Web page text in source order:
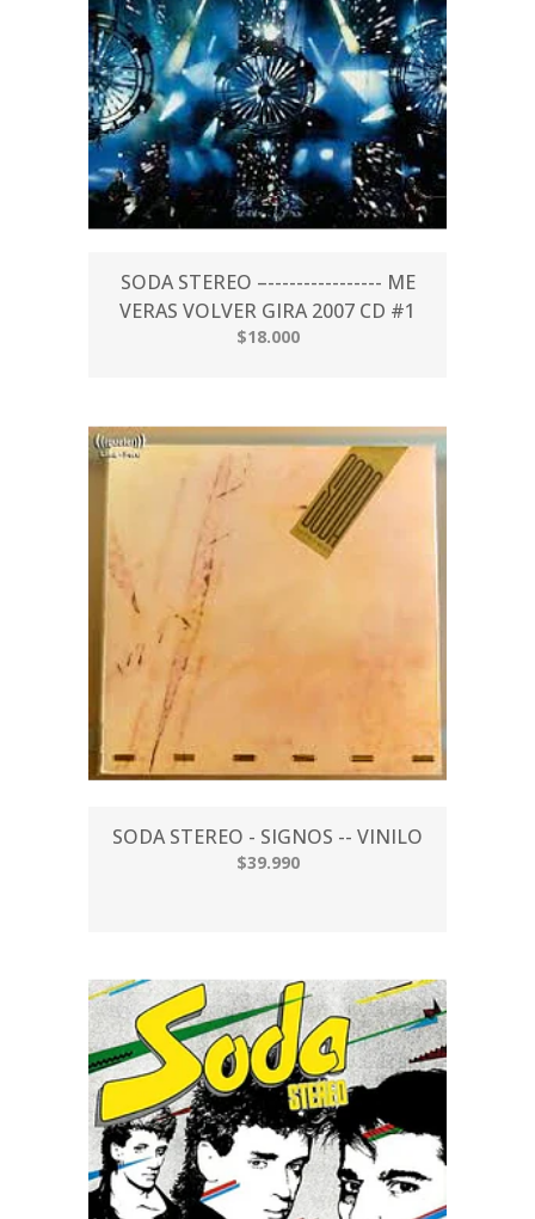
SODA STEREO –---------------- ME
VERAS VOLVER GIRA 2007 CD #1
$18.000
SODA STEREO - SIGNOS -- VINILO
$39.990